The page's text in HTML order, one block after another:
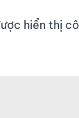
hiển thị